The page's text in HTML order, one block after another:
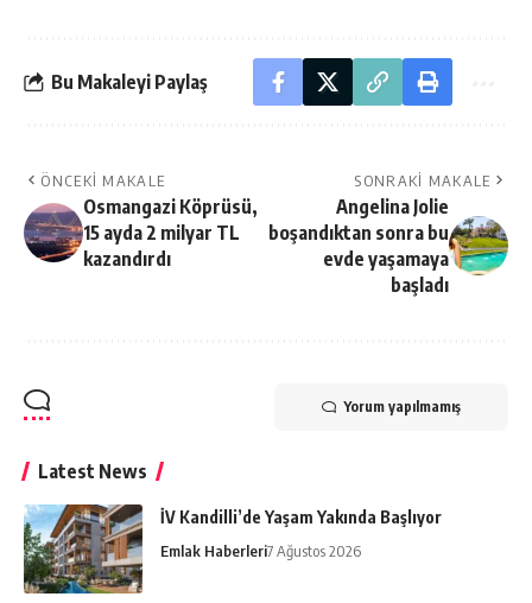
Bu Makaleyi Paylaş
ÖNCEKI MAKALE
Osmangazi Köprüsü,
15 ayda 2 milyar TL
kazandırdı
SONRAKI MAKALE
Angelina Jolie
boşandıktan sonra bu
evde yaşamaya
başladı
Yorum yapılmamış
Latest News
İV Kandilli’de Yaşam Yakında Başlıyor
Emlak Haberleri7 Ağustos 2026